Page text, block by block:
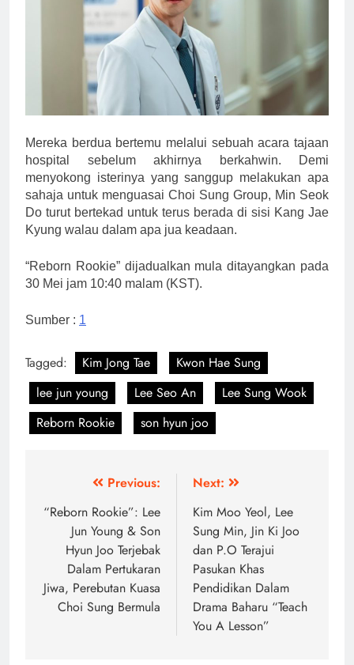
Mereka berdua bertemu melalui sebuah acara tajaan
hospital sebelum akhirnya berkahwin. Demi
menyokong isterinya yang sanggup melakukan apa
sahaja untuk menguasai Choi Sung Group, Min Seok
Do turut bertekad untuk terus berada di sisi Kang Jae
Kyung walau dalam apa jua keadaan.
“Reborn Rookie” dijadualkan mula ditayangkan pada
30 Mei jam 10:40 malam (KST).
Sumber : 1
Tagged: Kim Jong Tae
Kwon Hae Sung
lee jun young
Lee Seo An
Lee Sung Wook
Reborn Rookie
son hyun joo
navigation
Previous:
“Reborn Rookie”: Lee
Jun Young & Son
Hyun Joo Terjebak
Dalam Pertukaran
Jiwa, Perebutan Kuasa
Choi Sung Bermula
Next:
Kim Moo Yeol, Lee
Sung Min, Jin Ki Joo
dan P.O Terajui
Pasukan Khas
Pendidikan Dalam
Drama Baharu “Teach
You A Lesson”